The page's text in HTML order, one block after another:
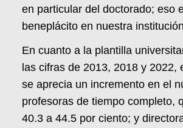
en particular del doctorado; eso
beneplácito en nuestra
En cuanto a la plantilla
las cifras de 2013, 2018 y 2022,
se aprecia un incremento en el
profesoras de tiempo completo,
40.3 a 44.5 por ciento; y